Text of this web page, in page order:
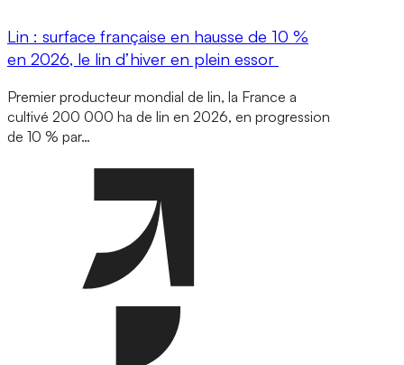
Lin : surface française en hausse de 10 %
en 2026, le lin d’hiver en plein essor
Premier producteur mondial de lin, la France a
cultivé 200 000 ha de lin en 2026, en progression
de 10 % par…